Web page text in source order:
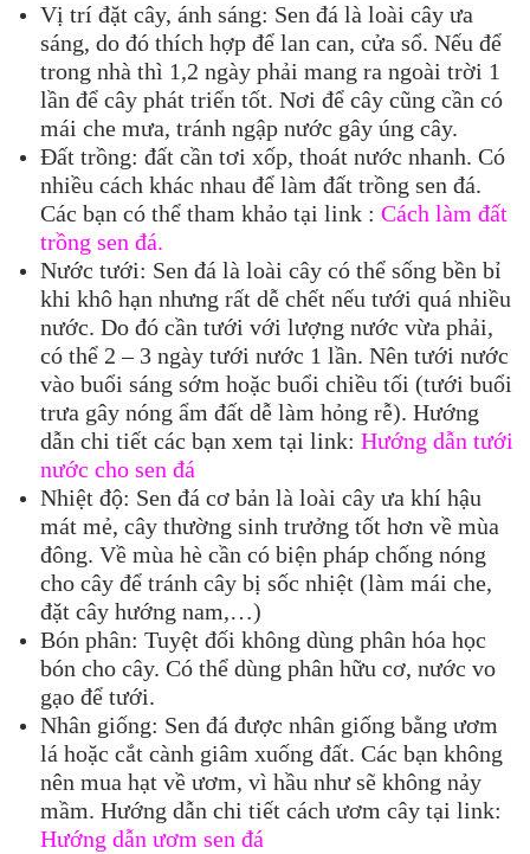
Vị trí đặt cây, ánh sáng: Sen đá là loài cây ưa
sáng, do đó thích hợp để lan can, cửa sổ. Nếu để
trong nhà thì 1,2 ngày phải mang ra ngoài trời 1
lần để cây phát triển tốt. Nơi để cây cũng cần có
mái che mưa, tránh ngập nước gây úng cây.
Đất trồng: đất cần tơi xốp, thoát nước nhanh. Có
nhiều cách khác nhau để làm đất trồng sen đá.
Các bạn có thể tham khảo tại link : Cách làm đất
trồng sen đá.
Nước tưới: Sen đá là loài cây có thể sống bền bỉ
khi khô hạn nhưng rất dễ chết nếu tưới quá nhiều
nước. Do đó cần tưới với lượng nước vừa phải,
có thể 2 – 3 ngày tưới nước 1 lần. Nên tưới nước
vào buổi sáng sớm hoặc buổi chiều tối (tưới buổi
trưa gây nóng ẩm đất dễ làm hỏng rễ). Hướng
dẫn chi tiết các bạn xem tại link: Hướng dẫn tưới
nước cho sen đá
Nhiệt độ: Sen đá cơ bản là loài cây ưa khí hậu
mát mẻ, cây thường sinh trưởng tốt hơn về mùa
đông. Về mùa hè cần có biện pháp chống nóng
cho cây để tránh cây bị sốc nhiệt (làm mái che,
đặt cây hướng nam,…)
Bón phân: Tuyệt đối không dùng phân hóa học
bón cho cây. Có thể dùng phân hữu cơ, nước vo
gạo để tưới.
Nhân giống: Sen đá được nhân giống bằng ươm
lá hoặc cắt cành giâm xuống đất. Các bạn không
nên mua hạt về ươm, vì hầu như sẽ không nảy
mầm. Hướng dẫn chi tiết cách ươm cây tại link:
Hướng dẫn ươm sen đá